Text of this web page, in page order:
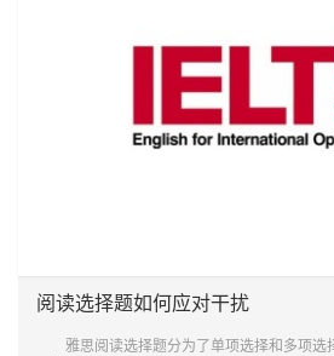
阅读选择题如何应对干扰
雅思阅读选择题分为了单项选择和多项选